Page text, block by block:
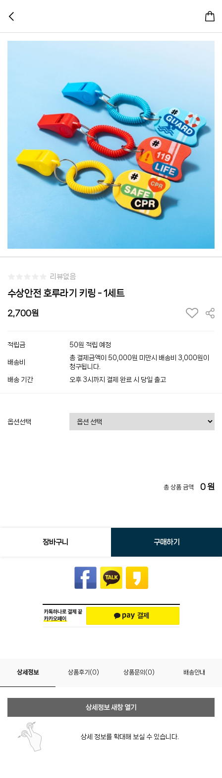
리뷰없음
수상안전 호루라기 키링 - 1세트
2,700
적립금 50원 적립 예정
배송비
총 결제금액이 50,000원 미만시 배송비 3,000원이
청구됩니다.
배송 기간
오후 3시까지 결제 완료 시 당일 출고
옵션선택
총 상품 금액 0원
장바구니 구매하기
상세정보 상품후기(0) 상품문의(0) 배송안내
상세정보 새창 열기
상세 정보를 확대해 보실 수 있습니다.